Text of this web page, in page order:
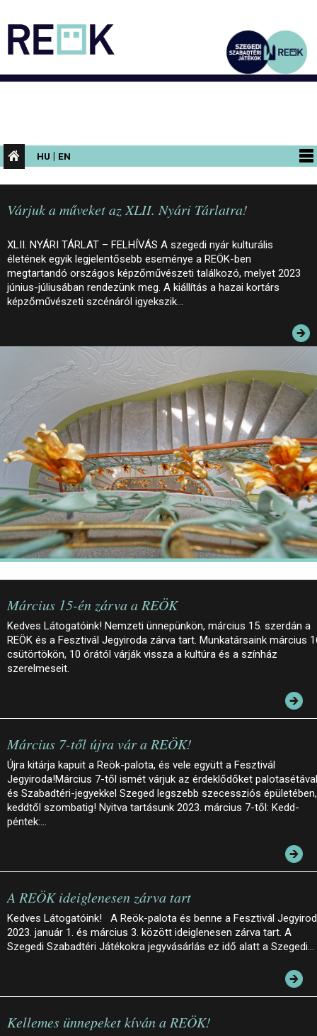
HU | EN
PROGRAMOK
KIÁLLÍTÁSOK
AZ ÉPÜLET
INFORMÁCIÓK
KONFERENCIA
ELÉRHETŐSÉG
PALOTASÉTÁK ÉS VEZETÉSEK
KÖZÉRDEKŰ ADATOK
Várjuk a műveket az XLII. Nyári Tárlatra!
XLII. NYÁRI TÁRLAT – FELHÍVÁS A szegedi nyár kulturális
életének egyik legjelentősebb eseménye a REÖK-ben
megtartandó országos képzőművészeti találkozó, melyet 2023
június-júliusában rendezünk meg. A kiállítás a hazai kortárs
képzőművészeti szcénáról igyekszik…
Március 15-én zárva a REÖK
Kedves Látogatóink! Nemzeti ünnepünkön, március 15. szerdán a
REÖK és a Fesztivál Jegyiroda zárva tart. Munkatársaink március
csütörtökön, 10 órától várják vissza a kultúra és a színház
szerelmeseit.
Március 7-től újra vár a REÖK!
Újra kitárja kapuit a Reök-palota, és vele együtt a Fesztivál
Jegyiroda!Március 7-től ismét várjuk az érdeklődőket palotasétával
és Szabadtéri-jegyekkel Szeged legszebb szecessziós épületében,
keddtől szombatig! Nyitva tartásunk 2023. március 7-től: Kedd-
péntek:…
A REÖK ideiglenesen zárva tart
Kedves Látogatóink! A Reök-palota és benne a Fesztivál
2023. január 1. és március 3. között ideiglenesen zárva tart. A
Szegedi Szabadtéri Játékokra jegyvásárlás ez idő alatt a Szegedi…
Kellemes ünnepeket kíván a REÖK!